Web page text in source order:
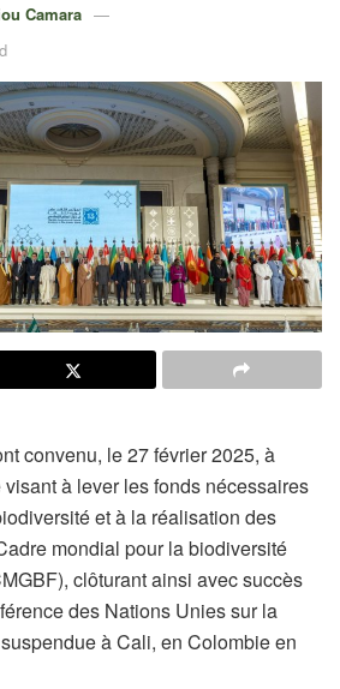
Camara
convenu, le 27 février 2025, à
à lever les fonds nécessaires
et à la réalisation des
mondial pour la biodiversité
clôturant ainsi avec succès
des Nations Unies sur la
à Cali, en Colombie en